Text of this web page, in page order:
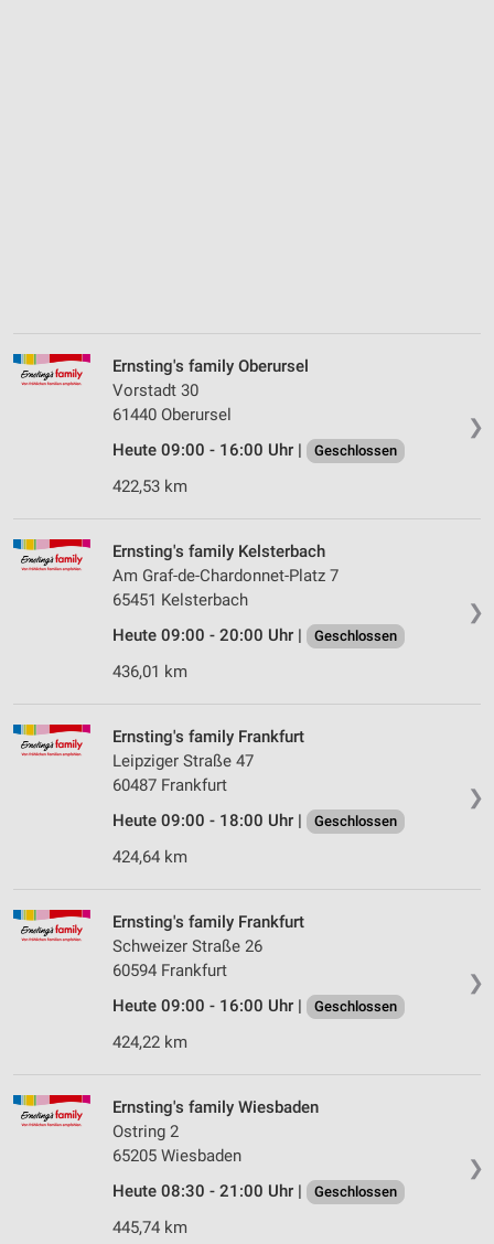
❯
Ernsting's family Oberursel
Vorstadt 30
61440 Oberursel
Heute 09:00 - 16:00 Uhr |
Geschlossen
422,53 km
❯
Ernsting's family Kelsterbach
Am Graf-de-Chardonnet-Platz 7
65451 Kelsterbach
Heute 09:00 - 20:00 Uhr |
Geschlossen
436,01 km
❯
Ernsting's family Frankfurt
Leipziger Straße 47
60487 Frankfurt
Heute 09:00 - 18:00 Uhr |
Geschlossen
424,64 km
❯
Ernsting's family Frankfurt
Schweizer Straße 26
60594 Frankfurt
Heute 09:00 - 16:00 Uhr |
Geschlossen
424,22 km
❯
Ernsting's family Wiesbaden
Ostring 2
65205 Wiesbaden
Heute 08:30 - 21:00 Uhr |
Geschlossen
445,74 km